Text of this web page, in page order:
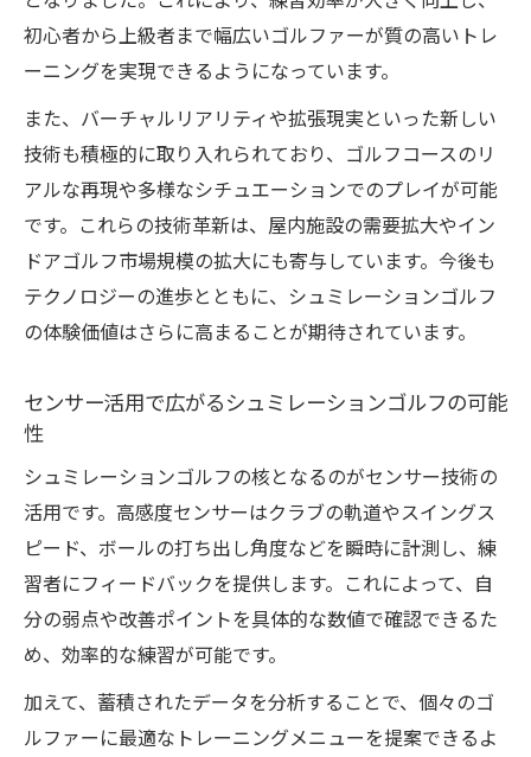
ルフの活用法
シュミレーションゴルフで広がる練習環境
の選択肢
最新導入事例から見るシュミレーションゴ
ルフの付加価値
ゴルフ業界におけるシュミレーションゴル
フの役割変化
効率的な練習を支えるシュミレーションゴルフ
の魅力
ルフ練習効率化
ルフの特徴
苦手克服に役立つシュミレーションゴルフ
の具体的活用法
スコアアップを後押しするシュミレーショ
ンゴルフの強み
初心者も安心できるシュミレーションゴル
フの練習環境
収益性に焦点を当てた導入戦略の要点
初心者から上級者まで幅広いゴルファーが質の高いトレ
ーニングを実現できるようになっています。
また、バーチャルリアリティや拡張現実といった新しい
技術も積極的に取り入れられており、ゴルフコースのリ
アルな再現や多様なシチュエーションでのプレイが可能
です。これらの技術革新は、屋内施設の需要拡大やイン
ドアゴルフ市場規模の拡大にも寄与しています。今後も
テクノロジーの進歩とともに、シュミレーションゴルフ
の体験価値はさらに高まることが期待されています。
センサー活用で広がるシュミレーションゴルフの可能
性
シュミレーションゴルフの核となるのがセンサー技術の
活用です。高感度センサーはクラブの軌道やスイングス
ピード、ボールの打ち出し角度などを瞬時に計測し、練
習者にフィードバックを提供します。これによって、自
分の弱点や改善ポイントを具体的な数値で確認できるた
め、効率的な練習が可能です。
加えて、蓄積されたデータを分析することで、個々のゴ
ルファーに最適なトレーニングメニューを提案できるよ